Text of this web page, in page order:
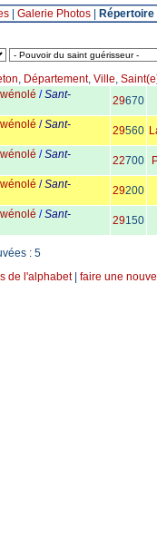
| Galerie Photos|
, Département, Ville,
/Sant-
29670
/Sant-
29560
/Sant-
22700
/Sant-
29200
/Sant-
29150
: 5
de l'alphabet| faire une